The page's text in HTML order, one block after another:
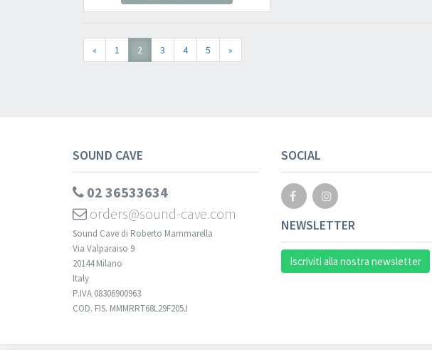
« 1 2 3 4 5 »
SOUND CAVE
02 36533634
orders@sound-cave.com
Sound Cave di Roberto Mammarella
Via Valparaiso 9
20144 Milano
Italy
P.IVA 08306900963
COD. FIS. MMMRRT68L29F205J
SOCIAL
NEWSLETTER
Iscriviti alla nostra newsletter